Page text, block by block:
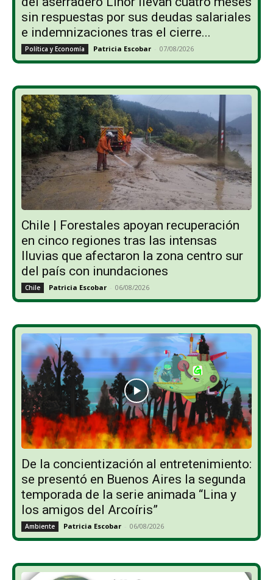
sin respuestas por sus deudas salariales
e indemnizaciones tras el cierre...
Política y Economía Patricia Escobar - 07/08/2026
Chile | Forestales apoyan recuperación
en cinco regiones tras las intensas
lluvias que afectaron la zona centro sur
del país con inundaciones
Chile Patricia Escobar - 06/08/2026
De la concientización al entretenimiento:
se presentó en Buenos Aires la segunda
temporada de la serie animada “Lina y
los amigos del Arcoíris”
Ambiente Patricia Escobar - 06/08/2026